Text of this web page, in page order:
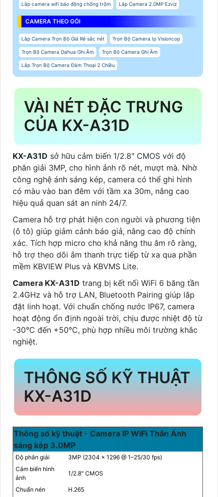
Lắp camera wifi báo động chống trộm Lắp Camera 2.0MP Ezviz
CAMERA THEO GÓI
Lắp Camera Trọn Bộ Giá Rẻ sắc nét Trọn Bộ Camera Ip Visioncop
Trọn Bộ Camera Dahua Ghi Âm Trọn Bộ Camera Ghi Âm
Lắp Trọn Bộ Camera Đàm Thoại 2 Chiều
VÀI NÉT ĐẶC TRƯNG
CỦA KX-A31D
KX-A31D sở hữu cảm biến 1/2.8" CMOS với độ
phân giải 3MP, cho hình ảnh rõ nét, mượt mà. Nhờ
công nghệ ánh sáng kép, camera có thể ghi hình
có màu vào ban đêm với tầm xa 30m, nâng cao
hiệu quả quan sát an ninh 24/7.
Camera hỗ trợ phát hiện con người và phương tiện
(ô tô) giúp giảm cảnh báo giả, nâng cao độ chính
xác. Tích hợp micro cho khả năng thu âm rõ ràng,
hỗ trợ theo dõi âm thanh trực tiếp từ xa qua phần
mềm KBVIEW Plus và KBVMS Lite.
Camera KX-A31D trang bị kết nối WiFi 6 băng tần
2.4GHz và hỗ trợ LAN, Bluetooth Pairing giúp lắp
đặt linh hoạt. Với chuẩn chống nước IP67, camera
hoạt động ổn định ngoài trời, chịu được nhiệt độ từ
-30°C đến +50°C, phù hợp nhiều môi trường khắc
nghiệt.
THÔNG SỐ KỸ THUẬT
KX-A31D
Thông số kỹ thuật - Camera IP WiFi Thân Ánh
sáng kép 3.0MP
Độ phân giải
3MP (2304 × 1296 @ 1–25/30 fps)
Cảm biến hình
ảnh
1/2.8" CMOS
Chuẩn nén
H.265